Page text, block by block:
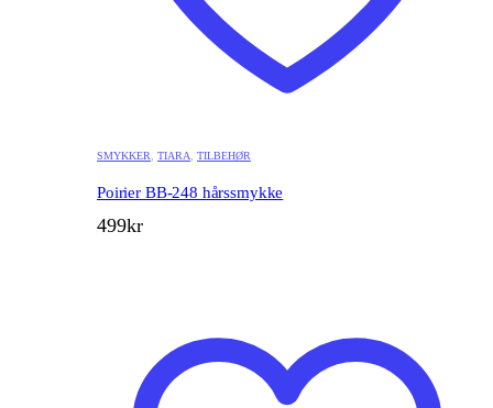
SMYKKER TIARA TILBEHØR
Poirier BB-248 hårssmykke
499kr